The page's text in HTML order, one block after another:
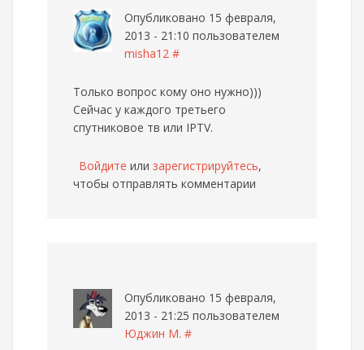
Опубликовано 15 февраля,
2013 - 21:10 пользователем
misha12 #
Только вопрос кому оно нужно)))
Сейчас у каждого третьего
спутниковое тв или IPTV.
Войдите или зарегистрируйтесь,
чтобы отправлять комментарии
Опубликовано 15 февраля,
2013 - 21:25 пользователем
Юджин М. #